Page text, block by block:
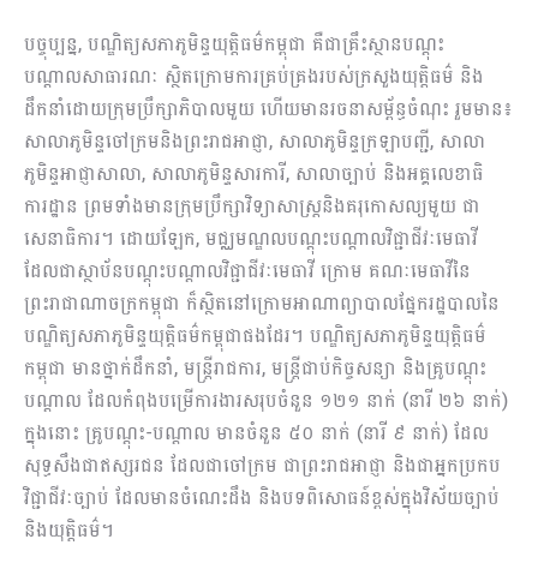
បច្ចុប្បន្ន, បណ្ឌិត្យសភាភូមិន្ទយុត្តិធម៌កម្ពុជា គឺជាគ្រឹះស្ថានបណ្តុះ
បណ្តាលសាធារណៈ ស្ថិតក្រោមការគ្រប់គ្រងរបស់ក្រសួងយុត្តិធម៌ និង
ដឹកនាំដោយក្រុមប្រឹក្សាភិបាលមួយ ហើយមានរចនាសម្ព័ន្ធចំណុះ រួមមាន៖
សាលាភូមិន្ទចៅក្រមនិងព្រះរាជអាជ្ញា, សាលាភូមិន្ទក្រឡាបញ្ជី, សាលា
ភូមិន្ទអាជ្ញាសាលា, សាលាភូមិន្ទសារការី, សាលាច្បាប់ និងអគ្គលេខាធិ
ការដ្ឋាន ព្រមទាំងមានក្រុមប្រឹក្សាវិទ្យាសាស្ត្រនិងគរុកោសល្យមួយ ជា
សេនាធិការ។ ដោយឡែក, មជ្ឈមណ្ឌលបណ្តុះបណ្តាលវិជ្ជាជីវៈមេធាវី
ដែលជាស្ថាប័នបណ្តុះបណ្តាលវិជ្ជាជីវៈមេធាវី ក្រោម គណៈមេធាវីនៃ
ព្រះរាជាណាចក្រកម្ពុជា ក៏ស្ថិតនៅក្រោមអាណាព្យាបាលផ្នែករដ្ឋបាលនៃ
បណ្ឌិត្យសភាភូមិន្ទយុត្តិធម៌កម្ពុជាផងដែរ។ បណ្ឌិត្យសភាភូមិន្ទយុត្តិធម៌
កម្ពុជា មានថ្នាក់ដឹកនាំ, មន្ត្រីរាជការ, មន្ត្រីជាប់កិច្ចសន្យា និងគ្រូបណ្តុះ
បណ្តាល ដែលកំពុងបម្រើការងារសរុបចំនួន ១២១ នាក់ (នារី ២៦ នាក់)
ក្នុងនោះ គ្រូបណ្តុះ-បណ្តាល មានចំនួន ៥០ នាក់ (នារី ៩ នាក់) ដែល
សុទ្ធសឹងជាឥស្សរជន ដែលជាចៅក្រម ជាព្រះរាជអាជ្ញា និងជាអ្នកប្រកប
វិជ្ជាជីវៈច្បាប់ ដែលមានចំណេះដឹង និងបទពិសោធន៍ខ្ពស់ក្នុងវិស័យច្បាប់
និងយុត្តិធម៌។